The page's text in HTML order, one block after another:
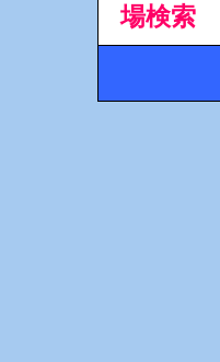
場検索